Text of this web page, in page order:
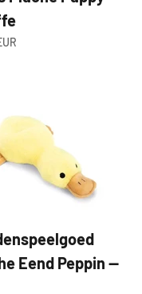
Eend Peppin —